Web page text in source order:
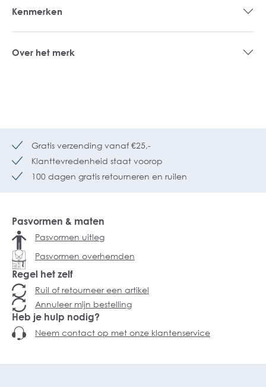
Kenmerken
Over het merk
Gratis verzending vanaf €25,-
Klanttevredenheid staat voorop
100 dagen gratis retourneren en ruilen
Pasvormen & maten
Pasvormen uitleg
Pasvormen overhemden
Regel het zelf
Ruil of retourneer een artikel
Annuleer mijn bestelling
Heb je hulp nodig?
Neem contact op met onze klantenservice